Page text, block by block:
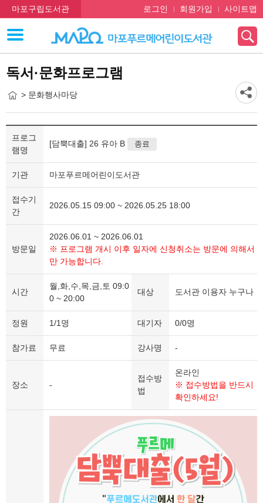
마포구립도서관 로그인 회원가입 사이트맵
독서·문화프로그램
> 문화행사마당
프로그
램명
[담뿍대출] 26 유아 B 종료
기관 마포푸르메어린이도서관
접수기
간
2026.05.15 09:00 ~ 2026.05.25 18:00
방문일
2026.06.01 ~ 2026.06.01
※ 프로그램 개시 이후 일자에 신청취소는 방문에 의해서
만 가능합니다.
시간
월,화,수,목,금,토 09:0
0 ~ 20:00
대상 도서관 이용자 누구나
정원 1/1명 대기자 0/0명
참가료 무료 강사명 -
장소 -
접수방
법
온라인
※ 접수방법을 반드시
확인하세요!